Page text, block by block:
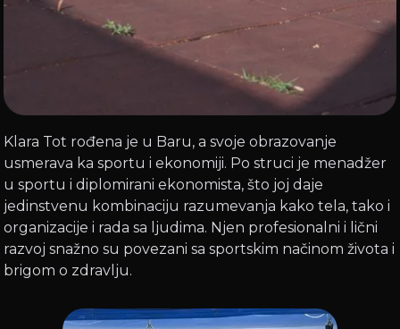
Klara Tot rođena je u Baru, a svoje obrazovanje
usmerava ka sportu i ekonomiji. Po struci je menadžer
u sportu i diplomirani ekonomista, što joj daje
jedinstvenu kombinaciju razumevanja kako tela, tako i
organizacije i rada sa ljudima. Njen profesionalni i lični
razvoj snažno su povezani sa sportskim načinom života i
brigom o zdravlju.